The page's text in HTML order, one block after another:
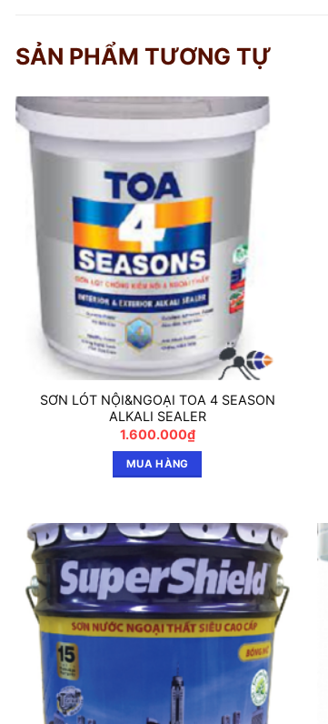
SẢN PHẨM TƯƠNG TỰ
SƠN LÓT NỘI&NGOẠI TOA 4 SEASON
ALKALI SEALER
1.600.000₫
MUA HÀNG